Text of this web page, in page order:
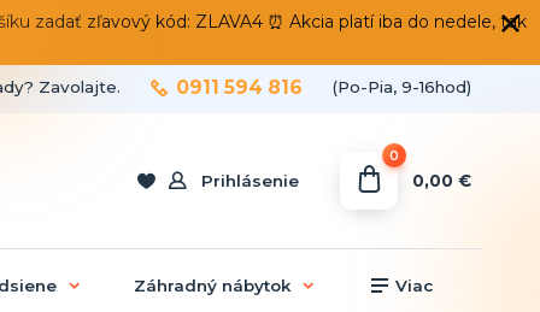
zadať zľavový kód: ZLAVA4 ⏰ Akcia platí iba do nedele, tak
Prihlásenie
Zavolajte. 0911 594 816 (Po-Pia, 9-16hod)
0
0,00 €
Záhradný nábytok Viac